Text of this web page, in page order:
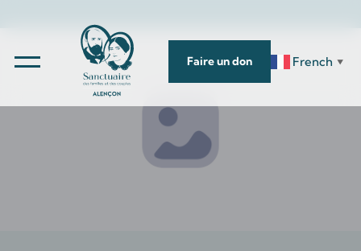
Faire un don French ▼